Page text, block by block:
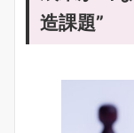
造課題”